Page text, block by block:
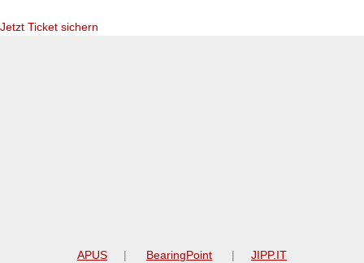
Jetzt Ticket sichern
APUS BearingPoint JIPP.IT